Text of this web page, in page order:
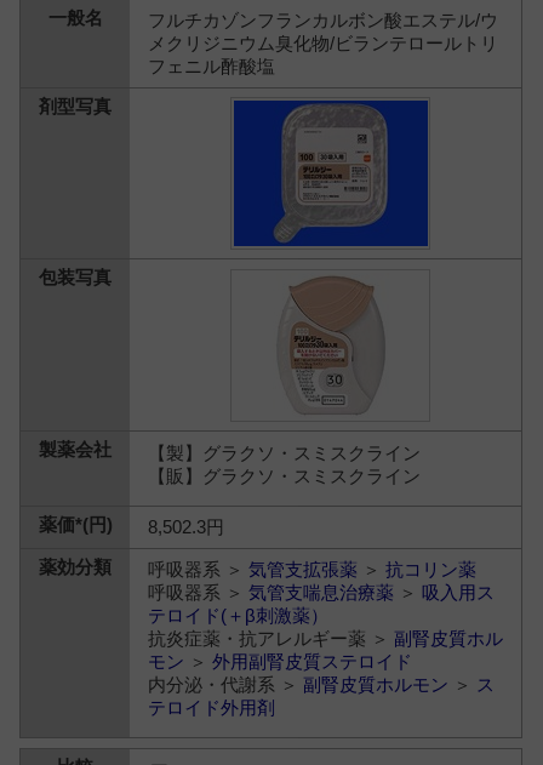
フルチカゾンフランカルボン酸エステル/ウ
メクリジニウム臭化物/ビランテロールトリ
フェニル酢酸塩
【製】グラクソ・スミスクライン
【販】グラクソ・スミスクライン
8,502.3円
呼吸器系 ＞気管支拡張薬 ＞抗コリン薬
呼吸器系 ＞気管支喘息治療薬 ＞吸入用ス
テロイド(＋β刺激薬）
抗炎症薬・抗アレルギー薬 ＞ 副腎皮質ホル
モン ＞外用副腎皮質ステロイド
内分泌・代謝系 ＞ 副腎皮質ホルモン ＞ ス
テロイド外用剤